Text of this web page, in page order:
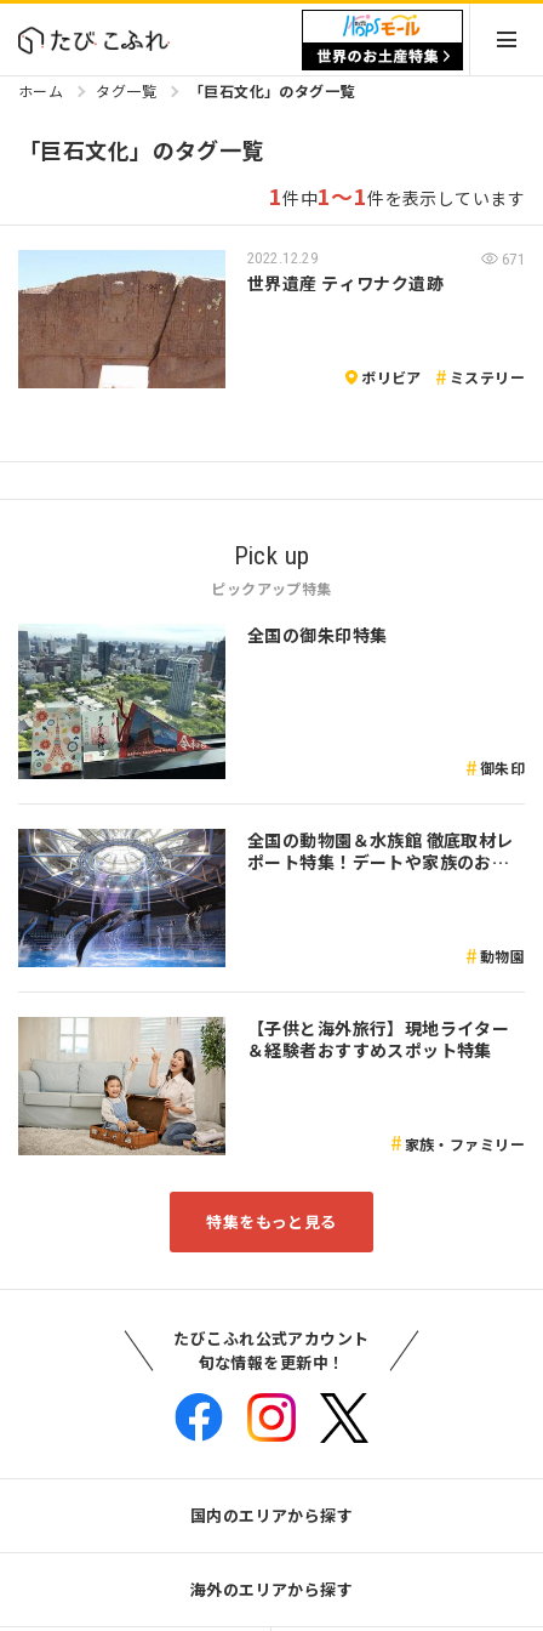
ホーム タグ一覧 「巨石文化」のタグ一覧
「巨石文化」のタグ一覧
1件中1～1件を表示しています
2022.12.29 671
世界遺産 ティワナク遺跡
ボリビア ミステリー
Pick up
ピックアップ特集
全国の御朱印特集
御朱印
全国の動物園＆水族館 徹底取材レ
ポート特集！デートや家族のおで
動物園
【子供と海外旅行】現地ライター
＆経験者おすすめスポット特集
家族・ファミリー
特集をもっと見る
たびこふれ公式アカウント
旬な情報を更新中！
国内のエリアから探す
海外のエリアから探す